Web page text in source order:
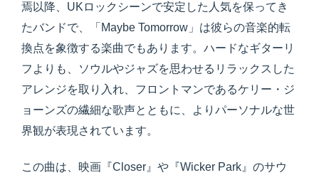
焉以降、UKロックシーンで安定した人気を保ってき
たバンドで、「Maybe Tomorrow」は彼らの音楽的転
換点を象徴する楽曲でもあります。ハードなギターリ
フよりも、ソウルやジャズを思わせるリラックスした
アレンジを取り入れ、フロントマンであるケリー・ジ
ョーンズの繊細な歌声とともに、よりパーソナルな世
界観が表現されています。
この曲は、映画『Closer』や『Wicker Park』のサウ